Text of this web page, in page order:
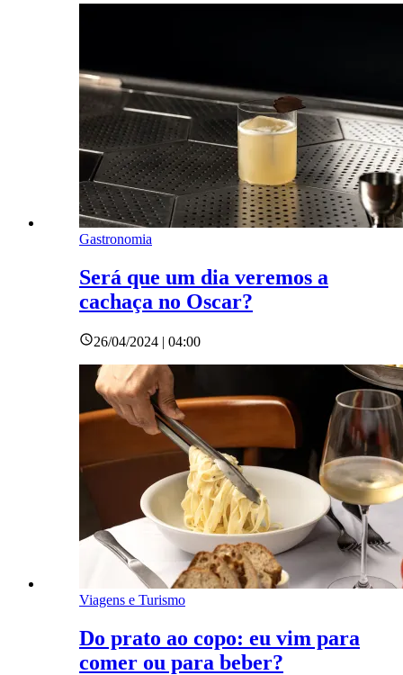
Gastronomia
Será que um dia veremos a
cachaça no Oscar?
26/04/2024 | 04:00
Viagens e Turismo
Do prato ao copo: eu vim para
comer ou para beber?